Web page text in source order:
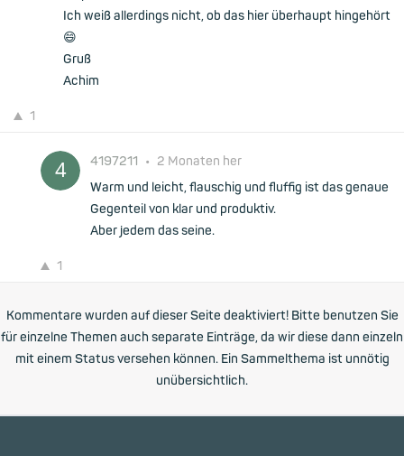
Ich weiß allerdings nicht, ob das hier überhaupt hingehört
😄
Gruß
Achim
1
4197211 • 2 Monaten her
Warm und leicht, flauschig und fluffig ist das genaue
Gegenteil von klar und produktiv.
Aber jedem das seine.
1
Kommentare wurden auf dieser Seite deaktiviert! Bitte benutzen Sie
für einzelne Themen auch separate Einträge, da wir diese dann einzeln
mit einem Status versehen können. Ein Sammelthema ist unnötig
unübersichtlich.